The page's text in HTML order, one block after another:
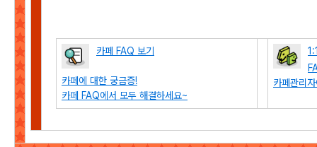
카페 FAQ 보기
카페에 대한 궁금증!
카페 FAQ에서 모두 해결하세요~
카페관리